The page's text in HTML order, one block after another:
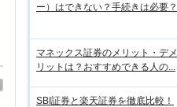
ー）はできない？手続きは必要？
マネックス証券のメリット・デメ
リットは？おすすめできる人の...
SBI証券と楽天証券を徹底比較！